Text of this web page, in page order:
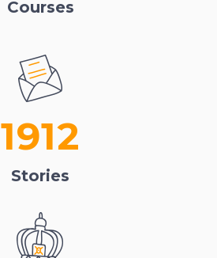
Courses
1912
Stories